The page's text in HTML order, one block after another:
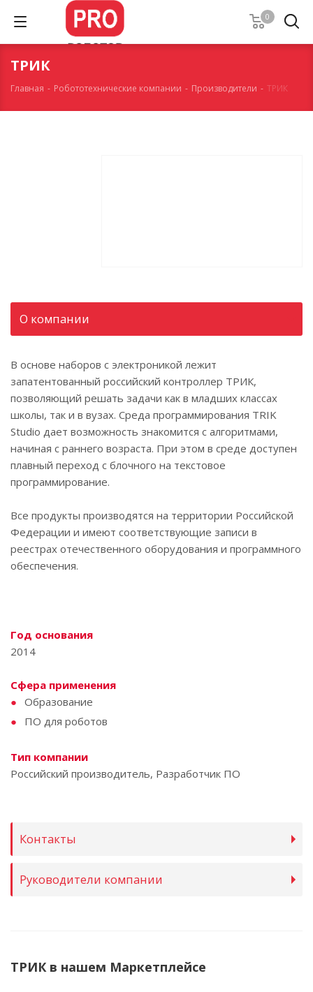
0
ТРИК
Главная - Робототехнические компании - Производители - ТРИК
О компании
В основе наборов с электроникой лежит
запатентованный российский контроллер ТРИК,
позволяющий решать задачи как в младших классах
школы, так и в вузах. Среда программирования TRIK
Studio дает возможность знакомится с алгоритмами,
начиная с раннего возраста. При этом в среде доступен
плавный переход с блочного на текстовое
программирование.
Все продукты производятся на территории Российской
Федерации и имеют соответствующие записи в
реестрах отечественного оборудования и программного
обеспечения.
Год основания
2014
Сфера применения
Образование
ПО для роботов
Тип компании
Российский производитель, Разработчик ПО
Контакты
Руководители компании
ТРИК в нашем Маркетплейсе